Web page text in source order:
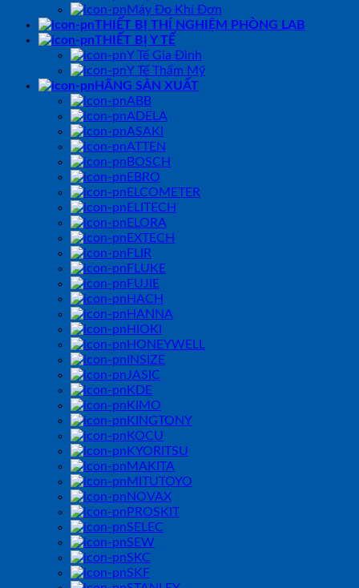
Máy Đo Khí Đơn
THIẾT BỊ THÍ NGHIỆM PHÒNG LAB
THIẾT BỊ Y TẾ
Y Tế Gia Đình
Y Tế Thẩm Mỹ
HÃNG SẢN XUẤT
ABB
ADELA
ASAKI
ATTEN
BOSCH
EBRO
ELCOMETER
ELITECH
ELORA
EXTECH
FLIR
FLUKE
FUJIE
HACH
HANNA
HIOKI
HONEYWELL
INSIZE
JASIC
KDE
KIMO
KINGTONY
KOCU
KYORITSU
MAKITA
MITUTOYO
NOVAX
PROSKIT
SELEC
SEW
SKC
SKF